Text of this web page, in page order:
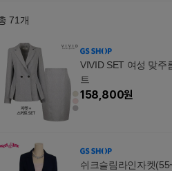
71 개
VIVID SET 여성 맞주
트
158,800원
쉬크슬림라인자켓